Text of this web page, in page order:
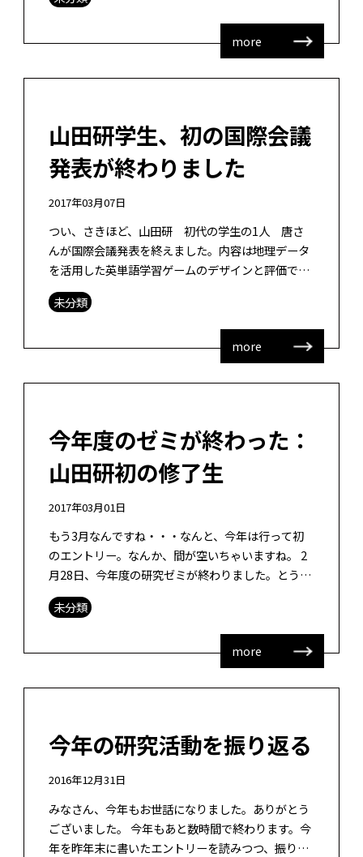
ィグリーという学生です。もう1人 […]
more
山田研学生、初の国際会議
発表が終わりました
2017年03月07日
つい、さきほど、山田研 初代の学生の1人 唐さ
んが国際会議発表を終えました。内容は地理データ
を活用した英単語学習ゲームのデザインと評価で、
今回は英単語の能力評価も含めたものになっていま
未分類
more
今年度のゼミが終わった：
山田研初の修了生
2017年03月01日
もう3月なんですね・・・なんと、今年は行って初
のエントリー。なんか、間が空いちゃいますね。 2
月28日、今年度の研究ゼミが終わりました。とうと
う私が初指導した学生2名が修了することになり、
なんとも感慨深いものがありました […]
未分類
more
今年の研究活動を振り返る
2016年12月31日
みなさん、今年もお世話になりました。ありがとう
ございました。 今年もあと数時間で終わります。今
年を昨年末に書いたエントリーを読みつつ、振り返